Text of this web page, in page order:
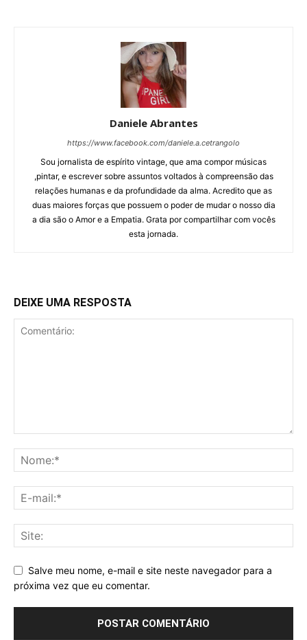
Daniele Abrantes
https://www.facebook.com/daniele.a.cetrangolo
Sou jornalista de espírito vintage, que ama compor músicas
,pintar, e escrever sobre assuntos voltados à compreensão das
relações humanas e da profundidade da alma. Acredito que as
duas maiores forças que possuem o poder de mudar o nosso dia
a dia são o Amor e a Empatia. Grata por compartilhar com vocês
esta jornada.
DEIXE UMA RESPOSTA
Salve meu nome, e-mail e site neste navegador para a
próxima vez que eu comentar.